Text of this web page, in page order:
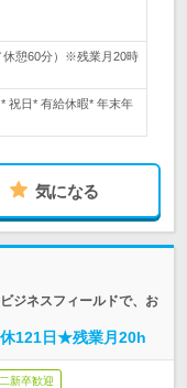
休憩60分）※残業月20時
祝日* 有給休暇* 年末年
気になる
ジネスフィールドで、お
121日★残業月20h
新卒歓迎